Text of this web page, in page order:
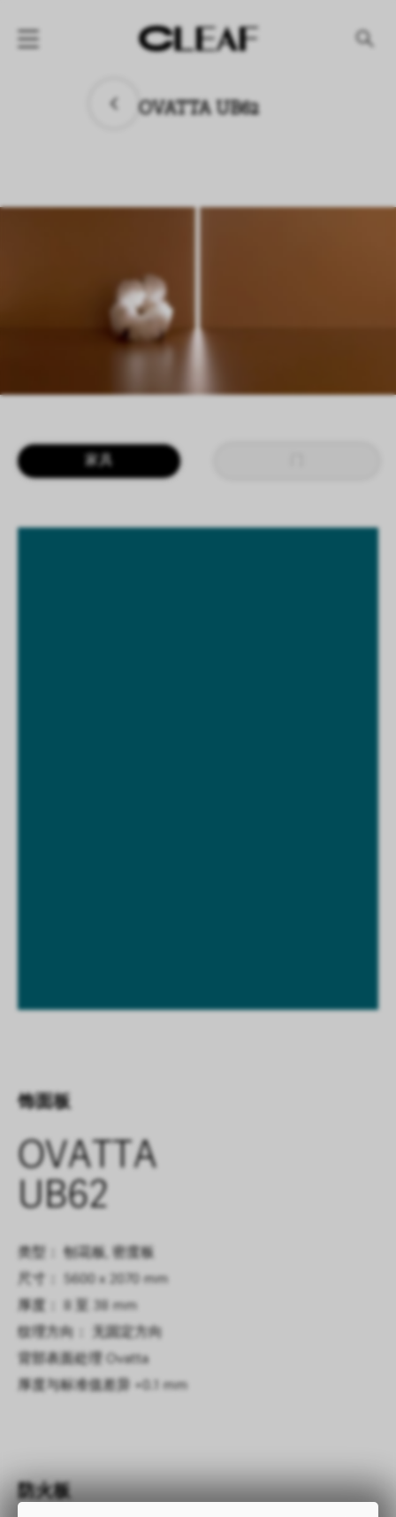
SHAPING SURFACES
OVATTA UB62
家具
饰面板
OVATTA
UB62
类型： 刨花板, 密度板
尺寸： 5600 x 2070 mm
厚度： 8 至 38 mm
纹理方向： 无固定方向
背部表面处理
Ovatta
厚度与标准值差异
+0.1 mm
防火板